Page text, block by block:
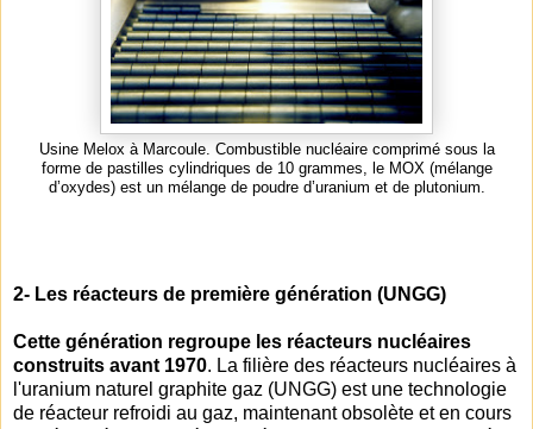
Usine Melox à Marcoule. Combustible nucléaire comprimé sous la
forme de pastilles cylindriques de 10 grammes, le MOX (mélange
d’oxydes) est un mélange de poudre d’uranium et de plutonium.
2- Les réacteurs de première génération (UNGG)
Cette génération regroupe les réacteurs nucléaires
construits avant 1970. La filière des réacteurs nucléaires à
l'uranium naturel graphite gaz (UNGG) est une technologie
de réacteur refroidi au gaz, maintenant obsolète et en cours